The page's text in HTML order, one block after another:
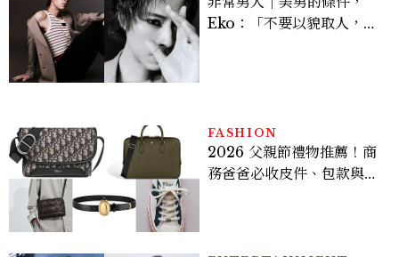
Eko：「不要以貌取人，內
FASHION
2026 父親節禮物推薦！商
務爸爸必收皮件、包款與鞋